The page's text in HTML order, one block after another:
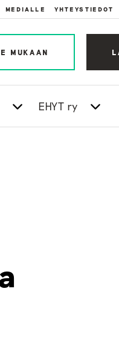
MEDIALLE YHTEYSTIEDOT
MUKAAN
EHYT ry